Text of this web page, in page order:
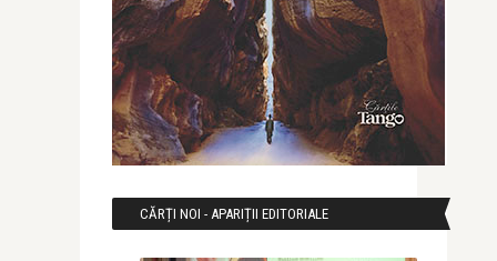
CĂRȚI NOI - APARIȚII EDITORIALE